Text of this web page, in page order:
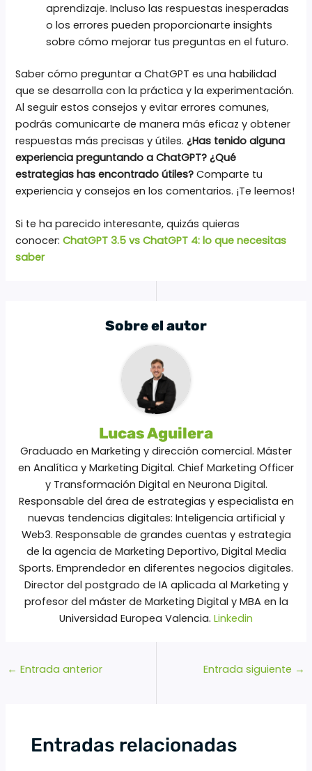
aprendizaje. Incluso las respuestas inesperadas
o los errores pueden proporcionarte insights
sobre cómo mejorar tus preguntas en el futuro.
Saber cómo preguntar a ChatGPT es una habilidad
que se desarrolla con la práctica y la experimentación.
Al seguir estos consejos y evitar errores comunes,
podrás comunicarte de manera más eficaz y obtener
respuestas más precisas y útiles.¿Has tenido alguna
experiencia preguntando a ChatGPT? ¿Qué
estrategias has encontrado útiles? Comparte tu
experiencia y consejos en los comentarios. ¡Te leemos!
Si te ha parecido interesante, quizás quieras
conocer:ChatGPT 3.5 vs ChatGPT 4: lo que necesitas
saber
Sobre el autor
Lucas Aguilera
Graduado en Marketing y dirección comercial. Máster
en Analítica y Marketing Digital. Chief Marketing Officer
y Transformación Digital en Neurona Digital.
Responsable del área de estrategias y especialista en
nuevas tendencias digitales: Inteligencia artificial y
Web3. Responsable de grandes cuentas y estrategia
de la agencia de Marketing Deportivo, Digital Media
Sports. Emprendedor en diferentes negocios digitales.
Director del postgrado de IA aplicada al Marketing y
profesor del máster de Marketing Digital y MBA en la
Universidad Europea Valencia. Linkedin
← Entrada anterior Entrada siguiente →
Entradas relacionadas